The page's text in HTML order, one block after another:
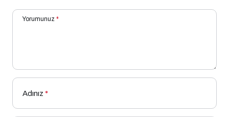
Yorumunuz *
Adınız *